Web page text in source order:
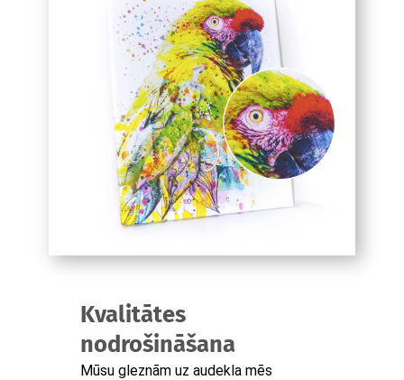
Kvalitātes
nodrošināšana
Mūsu gleznām uz audekla mēs